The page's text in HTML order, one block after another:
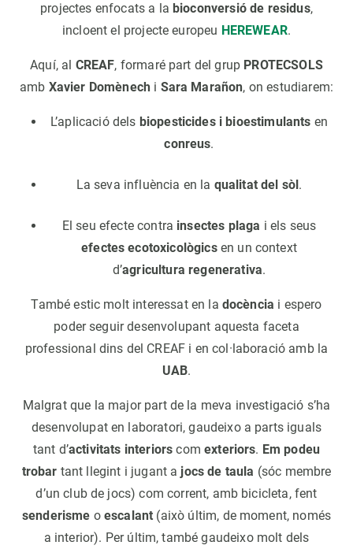
projectes enfocats a la bioconversió de residus,
incloent el projecte europeu HEREWEAR.
Aquí, al CREAF, formaré part del grup PROTECSOLS
amb Xavier Domènech i Sara Marañon, on estudiarem:
L’aplicació dels biopesticides i bioestimulants en
conreus.
La seva influència en la qualitat del sòl.
El seu efecte contra insectes plaga i els seus
efectes ecotoxicològicsen un context
d’agricultura regenerativa.
També estic molt interessat en la docència i espero
poder seguir desenvolupant aquesta faceta
professional dins del CREAF i en col·laboració amb la
UAB.
Malgrat que la major part de la meva investigació s’ha
desenvolupat en laboratori, gaudeixo a parts iguals
tant d’activitats interiors comexteriors. Em podeu
trobar tant llegint i jugant a jocs de taula (sóc membre
d’un club de jocs) com corrent, amb bicicleta, fent
senderisme o escalant (això últim, de moment, només
a interior). Per últim, també gaudeixo molt dels